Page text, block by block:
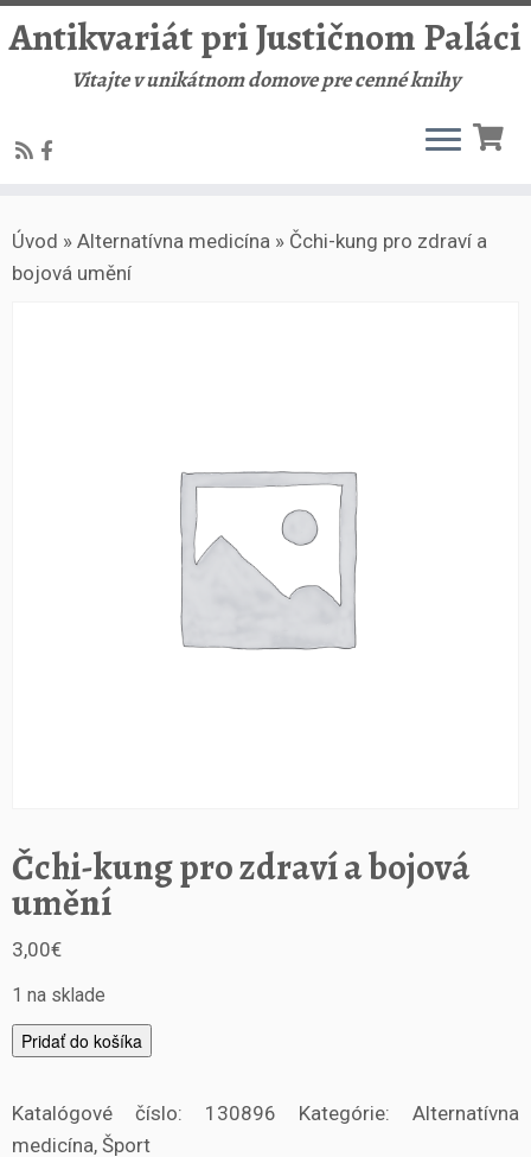
to
content
Antikvariát pri Justičnom Paláci
Vitajte v unikátnom domove pre cenné knihy
Úvod » Alternatívna medicína » Čchi-kung pro zdraví a
bojová umění
Čchi-kung pro zdraví a bojová
umění
3,00€
1 na sklade
m
n
ž
s
Pridať do košíka
Katalógové číslo: 130896 Kategórie: Alternatívna
medicína, Šport